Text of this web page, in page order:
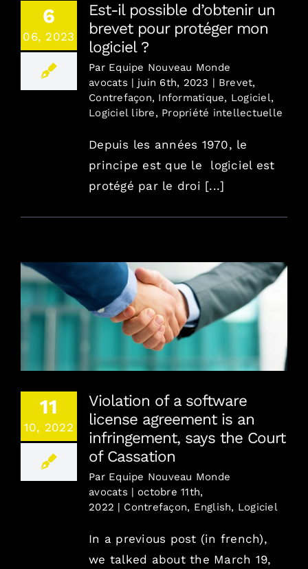
6
06, 2023
Est-il possible d’obtenir un
brevet pour protéger mon
logiciel ?
Par Equipe Nouveau Monde
avocats | juin 6th, 2023 | Brevet,
Contrefaçon, Informatique, Logiciel,
Logiciel libre, Propriété intellectuelle
Depuis les années 1970, le
principe est que le logiciel est
protégé par le droi [...]
Violation of a software license agreement is an
infringement, says the Court of Cassation
11
10, 2022
Violation of a software
license agreement is an
infringement, says the Court
of Cassation
Par Equipe Nouveau Monde
avocats | octobre 11th,
2022 | Contrefaçon, English, Logiciel
In a previous post (in french),
we talked about the March 19,